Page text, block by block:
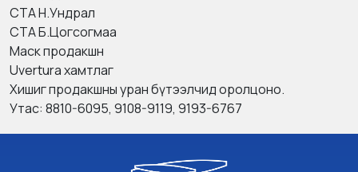
СТА Н.Ундрал
СТА Б.Цогсогмаа
Маск продакшн
Uvertura хамтлаг
Хишиг продакшны уран бүтээлчид оролцоно.
Утас: 8810-6095, 9108-9119, 9193-6767